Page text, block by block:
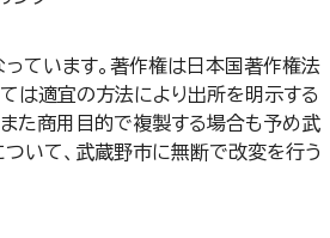
ています。著作権は日本国著作権法
は適宜の方法により出所を明示する
また商用目的で複製する場合も予め武
いて、武蔵野市に無断で改変を行う